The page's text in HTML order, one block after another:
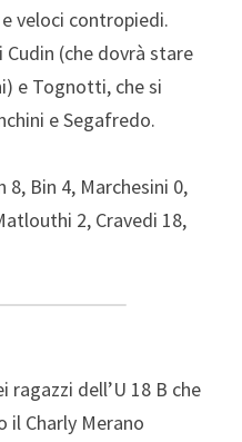
veloci contropiedi.
(che dovrà stare
e Tognotti, che si
e Segafredo.
8, Bin 4, Marchesini 0,
2, Cravedi 18,
ragazzi dell’U 18 B che
il Charly Merano